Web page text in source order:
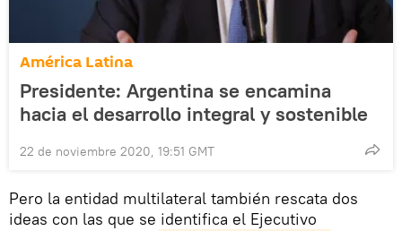
América Latina
Presidente: Argentina se encamina
hacia el desarrollo integral y sostenible
22 de noviembre 2020, 19:51 GMT
Pero la entidad multilateral también rescata dos
ideas con las que se identifica el Ejecutivo